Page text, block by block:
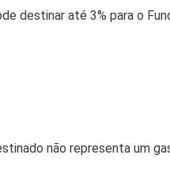
destinar até 3% para o
não representa um